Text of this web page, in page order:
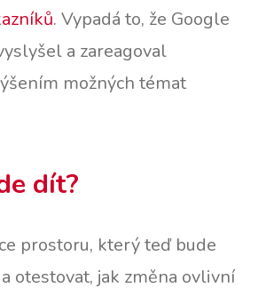
. Vypadá to, že Google
a zareagoval
možných témat
dít?
prostoru, který teď bude
otestovat, jak změna ovlivní